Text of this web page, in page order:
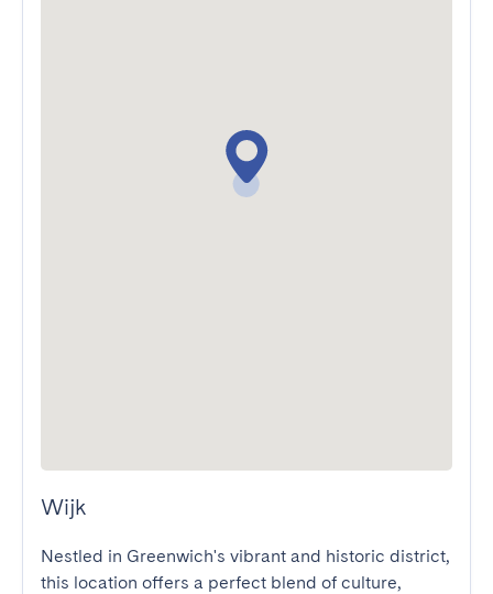
Wijk
Nestled in Greenwich's vibrant and historic district,
this location offers a perfect blend of culture,